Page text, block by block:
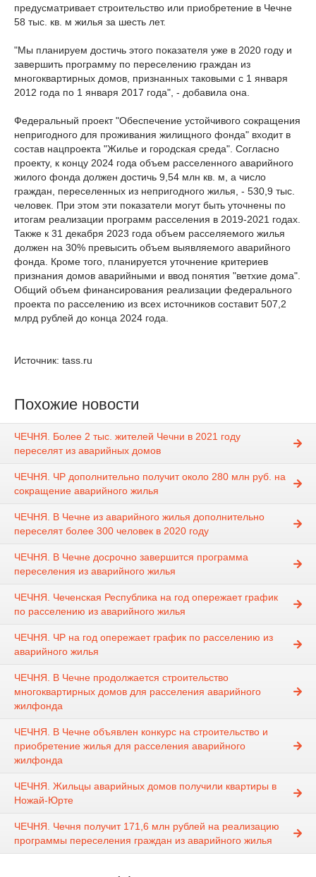
предусматривает строительство или приобретение в Чечне
58 тыс. кв. м жилья за шесть лет.
"Мы планируем достичь этого показателя уже в 2020 году и
завершить программу по переселению граждан из
многоквартирных домов, признанных таковыми с 1 января
2012 года по 1 января 2017 года", - добавила она.
Федеральный проект "Обеспечение устойчивого сокращения
непригодного для проживания жилищного фонда" входит в
состав нацпроекта "Жилье и городская среда". Согласно
проекту, к концу 2024 года объем расселенного аварийного
жилого фонда должен достичь 9,54 млн кв. м, а число
граждан, переселенных из непригодного жилья, - 530,9 тыс.
человек. При этом эти показатели могут быть уточнены по
итогам реализации программ расселения в 2019-2021 годах.
Также к 31 декабря 2023 года объем расселяемого жилья
должен на 30% превысить объем выявляемого аварийного
фонда. Кроме того, планируется уточнение критериев
признания домов аварийными и ввод понятия "ветхие дома".
Общий объем финансирования реализации федерального
проекта по расселению из всех источников составит 507,2
млрд рублей до конца 2024 года.
Источник: tass.ru
Похожие новости
ЧЕЧНЯ. Более 2 тыс. жителей Чечни в 2021 году
переселят из аварийных домов
ЧЕЧНЯ. ЧР дополнительно получит около 280 млн руб. на
сокращение аварийного жилья
ЧЕЧНЯ. В Чечне из аварийного жилья дополнительно
переселят более 300 человек в 2020 году
ЧЕЧНЯ. В Чечне досрочно завершится программа
переселения из аварийного жилья
ЧЕЧНЯ. Чеченская Республика на год опережает график
по расселению из аварийного жилья
ЧЕЧНЯ. ЧР на год опережает график по расселению из
аварийного жилья
ЧЕЧНЯ. В Чечне продолжается строительство
многоквартирных домов для расселения аварийного
жилфонда
ЧЕЧНЯ. В Чечне объявлен конкурс на строительство и
приобретение жилья для расселения аварийного
жилфонда
ЧЕЧНЯ. Жильцы аварийных домов получили квартиры в
Ножай-Юрте
ЧЕЧНЯ. Чечня получит 171,6 млн рублей на реализацию
программы переселения граждан из аварийного жилья